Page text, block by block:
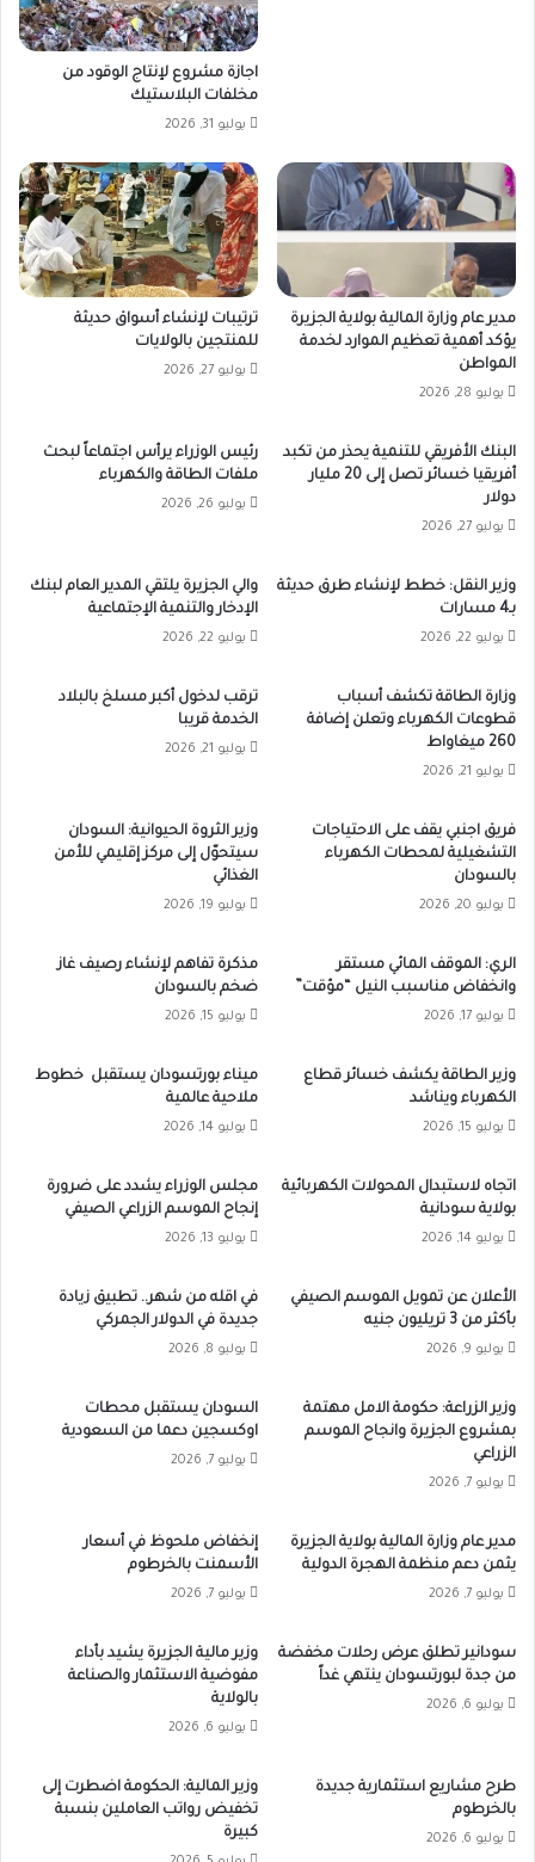
اجازة مشروع لإنتاج الوقود من
مخلفات البلاستيك
يوليو 31, 2026
مدير عام وزارة المالية بولاية الجزيرة
يؤكد أهمية تعظيم الموارد لخدمة
المواطن
يوليو 28, 2026
ترتيبات لإنشاء أسواق حديثة
للمنتجين بالولايات
يوليو 27, 2026
البنك الأفريقي للتنمية يحذر من تكبد
أفريقيا خسائر تصل إلى 20 مليار
دولار
يوليو 27, 2026
رئيس الوزراء يرأس اجتماعاً لبحث
ملفات الطاقة والكهرباء
يوليو 26, 2026
وزير النقل: خطط لإنشاء طرق حديثة
بـ4 مسارات
يوليو 22, 2026
والي الجزيرة يلتقي المدير العام لبنك
الإدخار والتنمية الإجتماعية
يوليو 22, 2026
وزارة الطاقة تكشف أسباب
قطوعات الكهرباء وتعلن إضافة
260 ميغاواط
يوليو 21, 2026
ترقب لدخول أكبر مسلخ بالبلاد
الخدمة قريبا
يوليو 21, 2026
فريق اجنبي يقف على الاحتياجات
التشغيلية لمحطات الكهرباء
بالسودان
يوليو 20, 2026
وزير الثروة الحيوانية: السودان
سيتحوّل إلى مركز إقليمي للأمن
الغذائي
يوليو 19, 2026
الري: الموقف المائي مستقر
وانخفاض مناسبب النيل “مؤقت”
يوليو 17, 2026
مذكرة تفاهم لإنشاء رصيف غاز
ضخم بالسودان
يوليو 15, 2026
وزير الطاقة يكشف خسائر قطاع
الكهرباء ويناشد
يوليو 15, 2026
ميناء بورتسودان يستقبل خطوط
ملاحية عالمية
يوليو 14, 2026
اتجاه لاستبدال المحولات الكهربائية
بولاية سودانية
يوليو 14, 2026
مجلس الوزراء يشدد على ضرورة
إنجاح الموسم الزراعي الصيفي
يوليو 13, 2026
الأعلان عن تمويل الموسم الصيفي
بأكثر من 3 تريليون جنيه
يوليو 9, 2026
في اقله من شهر.. تطبيق زيادة
جديدة في الدولار الجمركي
يوليو 8, 2026
وزير الزراعة: حكومة الامل مهتمة
بمشروع الجزيرة وانجاح الموسم
الزراعي
يوليو 7, 2026
السودان يستقبل محطات
اوكسجين دعما من السعودية
يوليو 7, 2026
مدير عام وزارة المالية بولاية الجزيرة
يثمن دعم منظمة الهجرة الدولية
يوليو 7, 2026
إنخفاض ملحوظ في أسعار
الأسمنت بالخرطوم
يوليو 7, 2026
سودانير تطلق عرض رحلات مخفضة
من جدة لبورتسودان ينتهي غداً
يوليو 6, 2026
وزير مالية الجزيرة يشيد بأداء
مفوضية الاستثمار والصناعة
بالولاية
يوليو 6, 2026
طرح مشاريع استثمارية جديدة
بالخرطوم
يوليو 6, 2026
وزير المالية: الحكومة اضطرت إلى
تخفيض رواتب العاملين بنسبة
كبيرة